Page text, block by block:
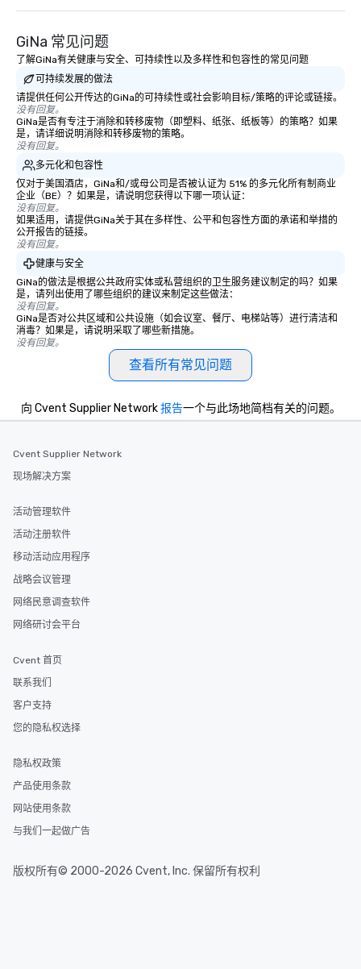
GiNa 常见问题
了解GiNa有关健康与安全、可持续性以及多样性和包容性的常见问题
可持续发展的做法
请提供任何公开传达的GiNa的可持续性或社会影响目标/策略的评论或链接。
没有回复。
GiNa是否有专注于消除和转移废物（即塑料、纸张、纸板等）的策略？如果
是，请详细说明消除和转移废物的策略。
没有回复。
多元化和包容性
仅对于美国酒店，GiNa和/或母公司是否被认证为 51% 的多元化所有制商业
企业（BE）？如果是，请说明您获得以下哪一项认证：
没有回复。
如果适用，请提供GiNa关于其在多样性、公平和包容性方面的承诺和举措的
公开报告的链接。
没有回复。
健康与安全
GiNa的做法是根据公共政府实体或私营组织的卫生服务建议制定的吗？如果
是，请列出使用了哪些组织的建议来制定这些做法：
没有回复。
GiNa是否对公共区域和公共设施（如会议室、餐厅、电梯站等）进行清洁和
消毒？如果是，请说明采取了哪些新措施。
没有回复。
查看所有常见问题
向 Cvent Supplier Network报告一个与此场地简档有关的问题。
Cvent Supplier Network
现场解决方案
活动管理软件
活动注册软件
移动活动应用程序
战略会议管理
网络民意调查软件
网络研讨会平台
Cvent 首页
联系我们
客户支持
您的隐私权选择
隐私权政策
产品使用条款
网站使用条款
与我们一起做广告
版权所有© 2000-2026 Cvent, Inc. 保留所有权利